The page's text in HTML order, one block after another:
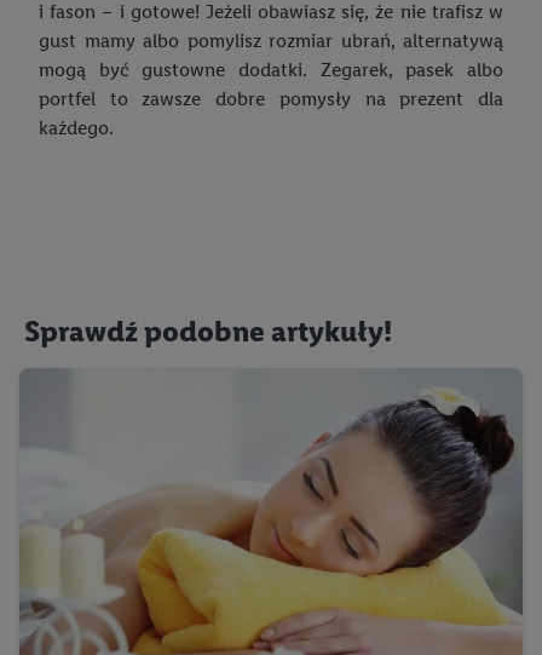
i fason – i gotowe! Jeżeli obawiasz się, że nie trafisz w
gust mamy albo pomylisz rozmiar ubrań, alternatywą
mogą być gustowne dodatki. Zegarek, pasek albo
portfel to zawsze dobre pomysły na prezent dla
każdego.
Sprawdź podobne artykuły!
współpracę ze wszystkimi wymienionymi partnerami. Dalsze
informacje, w tym okresy przechowywania danych i prawo do
cofnięcia zgody w dowolnym momencie ze skutkiem na
przyszłość, można znaleźć w naszejpolityce prywatności.
Informacje dot. Administratorów można znaleźć
Zapewnienie bezpieczeństwa, zapobieganie i wykrywanie
oszustw oraz rozwiązywanie problemów, dostarczanie i
wyświetlanie reklam i treści, synchronizacja i łączenie danych
z różnych źródeł, łączenie różnych urządzeń, identyfikacja
urządzeń na podstawie automatycznie przesyłanych
informacji, mierzenie sukcesu kampanii reklamowych za
pośrednictwem TTD oraz wykorzystanie opartej na
telekomunikacji technologii Utiq do marketingu cyfrowego i:
wykorzystywanie dokładnych danych lokalizacyjnych, analiza
grup docelowych na podstawie statystyk lub łączenia danych
z różnych źródeł, opracowywanie i ulepszanie ofert, pomiar